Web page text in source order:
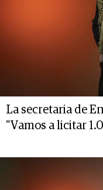
La secretaria de
"Vamos a licitar